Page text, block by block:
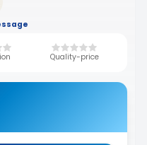
Quality-price